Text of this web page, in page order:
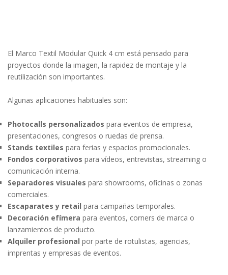
El Marco Textil Modular Quick 4 cm está pensado para
proyectos donde la imagen, la rapidez de montaje y la
reutilización son importantes.
Algunas aplicaciones habituales son:
Photocalls personalizados para eventos de empresa,
presentaciones, congresos o ruedas de prensa.
Stands textiles para ferias y espacios promocionales.
Fondos corporativos para vídeos, entrevistas, streaming o
comunicación interna.
Separadores visuales para showrooms, oficinas o zonas
comerciales.
Escaparates y retail para campañas temporales.
Decoración efímera para eventos, corners de marca o
lanzamientos de producto.
Alquiler profesional por parte de rotulistas, agencias,
imprentas y empresas de eventos.